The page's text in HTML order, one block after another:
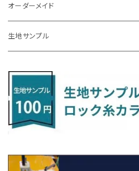
R3/7～ MXPK系
H23/9～H30/4 270系
アリオン
H23/10～R3/3 260系
アルファード/ヴェルファイアＨＶ
H27/1～R5/6 30系
R5/6～ 40系
H24/4～29/10 20系
ヴィッツ
H22/12～R2/3 130系
ヴォクシー
H26/1～R4/1 80系
エスクァイア
H29/10～
ＬＸ
H27/9～R3/10 URJ201W
ＮＸ
R3/11～ 20系
H26/10～
ＲＸ
H27/10～R4/7 20系5人乗
ＵＸ
H30/11～
H24/6～ E26 3人乗
H24/6～ E26 5・6人乗
キューブ
H14/10～R2/3 Z11・Z12
キックス
R2/6~R8/6 15系(e-POWER)
R8/6～ 16系
H11/6～H16/10 Y34
サクラ
R4/5～ B6AW
シーマ
H13/1～R4/8 F50・Y51
シルビア
H24/4～R4/1 S3系
H24/2～H26/9 S200系
H26/9～ S500系
シフォン
H28/12～R1/7 LA600/610
ジャスティ
H23/5～ LA100系
ソルテラ
R4/5~ XEAM10X・YEAM15X
ディアスワゴン
H21/9～R2/4 S300系
トレジア
R1/8～ GJ系
ＭＸ－３０
R2/10～ DREJ3P
アクセラ/アクセラ・スポーツ
H24/11～R1/8 GJ系
キャロル
H27/1～ HB36/37/97S
キャロルエコ
H24/11～H27/1 HB35S
スクラム
H14/6～ L880/LA400K
タフト
R2/6～ LA900/910S
タント
R1/7～ LA650/660
H28/11～ M900系
ハイゼット・キャディー
H28/6～R3/9 LA700V
ハイゼット・カーゴ
H16/12～ S300/S700系
ハイゼット・トラック
H28/2～ FF21S
エスクード
H17/5～H27/10 TA/TD系
エブリィ
H13/9～ DA系
クロスビー(XBEE)
H29/12～R7/10 MN71S
ジムニー
H3/6～ JA/JB系
ジムニーノマド
H25/6～H31/3 ｅｋカスタム
H31/3～ ｅｋクロス
ekクロスEV
R4/6～ B5AW
アイミーブ
H24/10～R2/12 GF系
アウトランダーＰＨＥＶ
H25/1～ GG/GN系 5人乗
エクリプスクロス/エクリプスクロスPHEV
H30/3～ GK/GL系
タウンボックス
H29/9～R5/10 JF3/4
H24/7～H29/8 JF1/2
NBOXスラッシュ
H26/12～R2/2 JF1/2
NBOXジョイ
H24/11～R2/3 JG1・JG2
R2/11～ JG3・JG4
N-ONE e:
R7/9~ JG5
N-VAN
H30/7～ JJ1・JJ2
N-VAN e:
H25/4～R3/4 AU系
R3/6～ CDD系
H16/4～28/1 １T系 トゥラン
シャラン
H23/2～ 7N系
Tクロス
R2/7～ A1D系
ティグアン
H20/9～H29/1 5NC系
トゥアレグ
H15/9～H30/4 7L/7P系
パサート
H30/10～
H24/4～R1/6
Ｃクラス
H26/7～R4/2
ＣＬＡクラス
H27/6～R1/8
ＣＬＳクラス
H30/6～
Ｅクラス
H28/7～
ＧＬＡクラス
MINIクロスオーバー
ラグマット
ラグマットセカンド（L）
ラグマットミニ（S）
オーダーメイド
生地サンプル